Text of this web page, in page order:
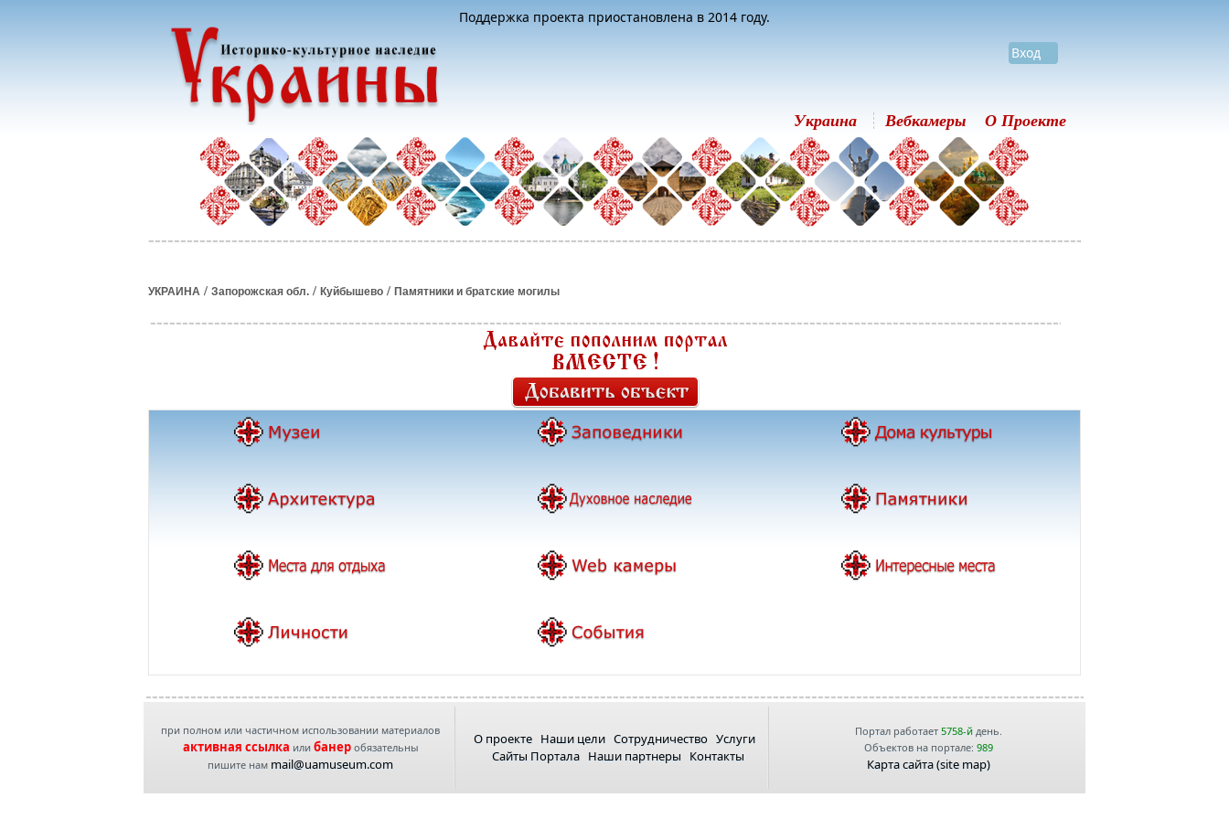
Поддержка проекта приостановлена в 2014 году.
Вход
Украина Вебкамеры О Проекте
УКРАИНА / Запорожская обл. / Куйбышево / Памятники и братские могилы
при полном или частичном использовании материалов
активная ссылка или банеробязательны
пишите нам mail@uamuseum.com
О проекте Наши цели Сотрудничество Услуги
Сайты Портала Наши партнеры Контакты
Портал работает 5758-йдень.
Объектов на портале: 989
Карта сайта (site map)